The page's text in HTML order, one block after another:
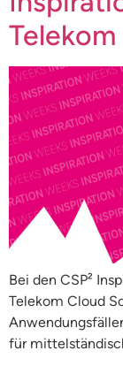
Telekom
Bei den CSP²
Telekom Cloud
für